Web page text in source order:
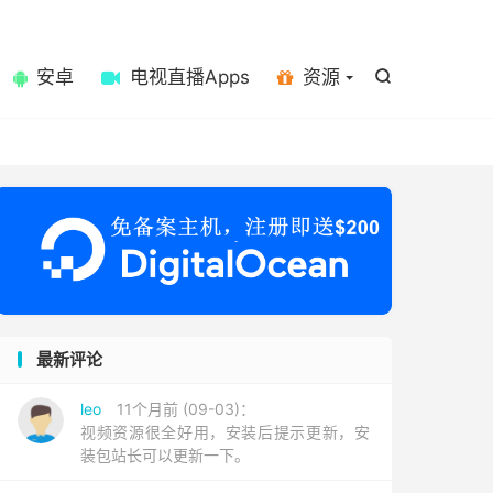

安卓 电视直播Apps 资源
最新评论
leo
11个月前 (09-03)：
视频资源很全好用，安装后提示更新，安
装包站长可以更新一下。